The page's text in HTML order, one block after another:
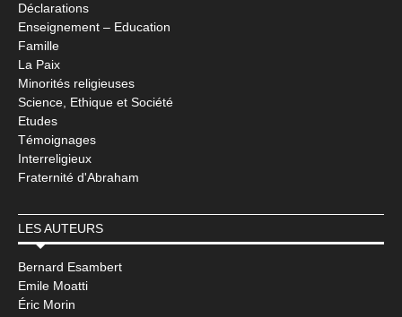
Déclarations
Enseignement – Education
Famille
La Paix
Minorités religieuses
Science, Ethique et Société
Etudes
Témoignages
Interreligieux
Fraternité d'Abraham
LES AUTEURS
Bernard Esambert
Emile Moatti
Éric Morin